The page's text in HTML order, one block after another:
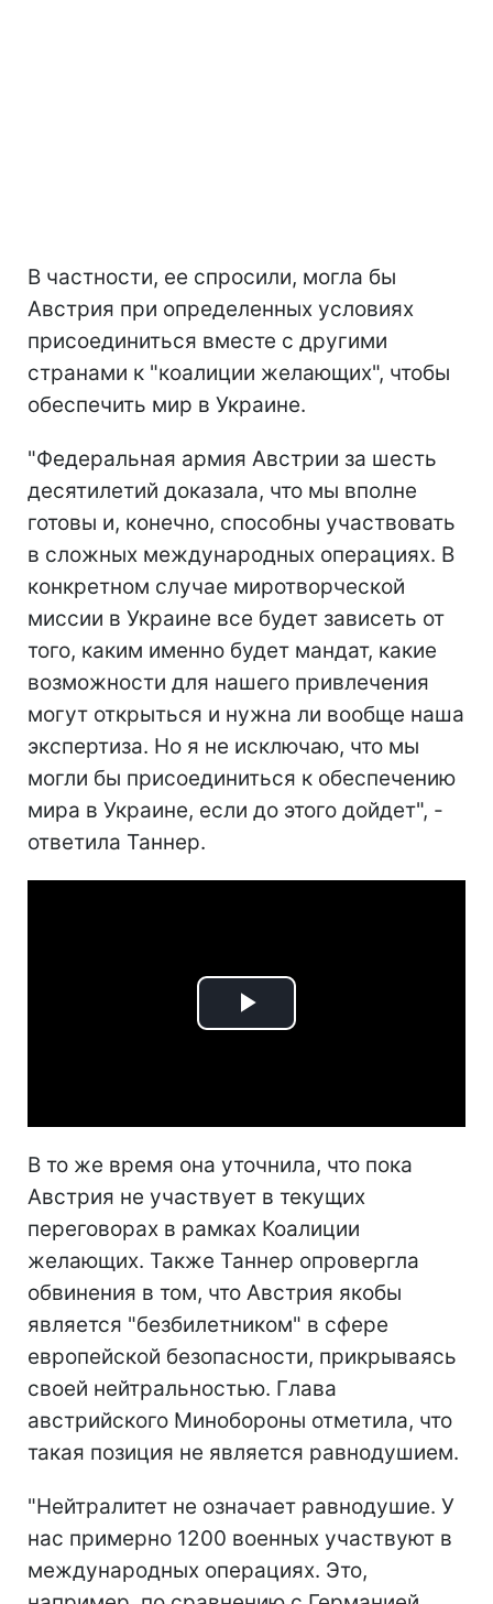
В частности, ее спросили, могла бы
Австрия при определенных условиях
присоединиться вместе с другими
странами к "коалиции желающих", чтобы
обеспечить мир в Украине.
"Федеральная армия Австрии за шесть
десятилетий доказала, что мы вполне
готовы и, конечно, способны участвовать
в сложных международных операциях. В
конкретном случае миротворческой
миссии в Украине все будет зависеть от
того, каким именно будет мандат, какие
возможности для нашего привлечения
могут открыться и нужна ли вообще наша
экспертиза. Но я не исключаю, что мы
могли бы присоединиться к обеспечению
мира в Украине, если до этого дойдет", -
ответила Таннер.
Play
В то же время она уточнила, что пока
Австрия не участвует в текущих
переговорах в рамках Коалиции
желающих. Также Таннер опровергла
обвинения в том, что Австрия якобы
является "безбилетником" в сфере
европейской безопасности, прикрываясь
своей нейтральностью. Глава
австрийского Минобороны отметила, что
такая позиция не является равнодушием.
"Нейтралитет не означает равнодушие. У
нас примерно 1200 военных участвуют в
международных операциях. Это,